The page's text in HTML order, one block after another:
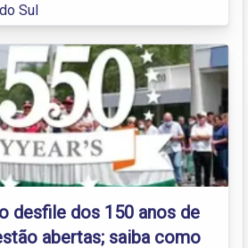
Sul
desfile dos 150 anos de
abertas; saiba como